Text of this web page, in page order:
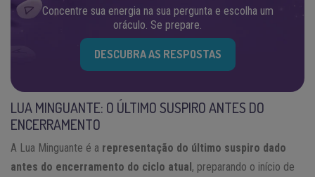
Concentre sua energia na sua pergunta e escolha um
oráculo. Se prepare.
DESCUBRA AS RESPOSTAS
LUA MINGUANTE: O ÚLTIMO SUSPIRO ANTES DO
ENCERRAMENTO
A Lua Minguante é a representação do último suspiro dado
antes do encerramento do ciclo atual, preparando o início de